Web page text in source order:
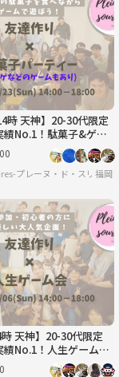
人友達作りサークル】
時 天神】20-30代限定
No.1！駄菓子&ゲー
☆初心者歓迎／満席続
プレーヌ・ド・スリール
福岡
時 天神】20-30代限定
No.1！人生ゲームで
心者歓迎／満席続出！